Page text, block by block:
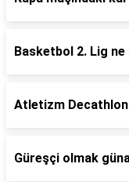
Basketbol 2. Lig ne
Atletizm
Güreşçi olmak